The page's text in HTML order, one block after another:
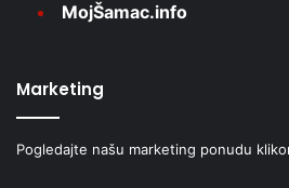
MojŠamac.info
Marketing
Pogledajte našu marketing ponudu